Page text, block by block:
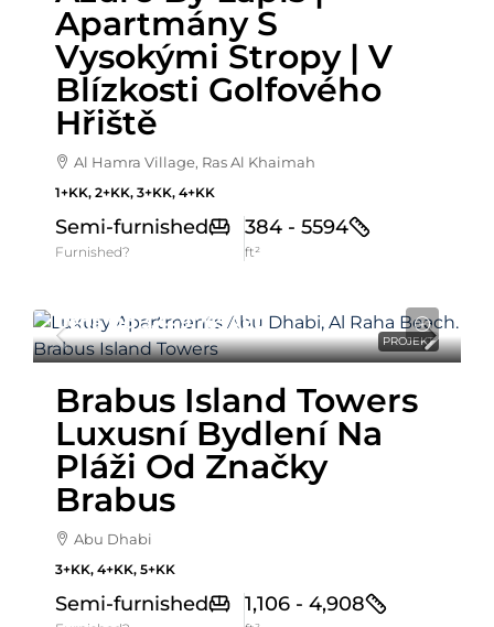
Apartmány S
Vysokými Stropy | V
Blízkosti Golfového
Hřiště
Al Hamra Village, Ras Al Khaimah
1+KK, 2+KK, 3+KK, 4+KK
Semi-furnished
Furnished?
384 - 5594
ft²
PROJEKT
Cena Od3,449,769AED
Brabus Island Towers
Luxusní Bydlení Na
Pláži Od Značky
Brabus
Abu Dhabi
3+KK, 4+KK, 5+KK
Semi-furnished 1,106 - 4,908